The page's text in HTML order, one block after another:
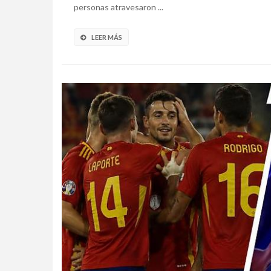
personas atravesaron ...
LEER MÁS